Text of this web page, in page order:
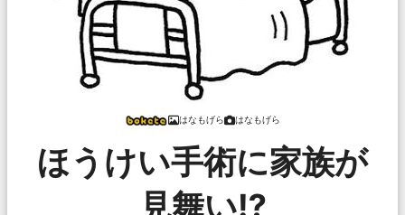
はなもげら はなもげら
ほうけい手術に家族が
見舞い⁉